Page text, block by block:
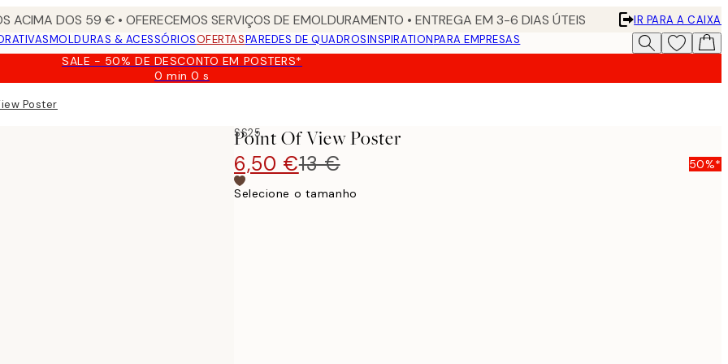
ACIMA DOS 59 € • OFERECEMOS SERVIÇOS DE EMOLDURAMENTO • ENTREGA EM 3-6 DIAS ÚTEIS
IR PARA A CAIXA
MOLDURAS & ACESSÓRIOSOFERTASPAREDES DE QUADROSINSPIRATIONPARA EMPRESAS
SALE - 50% DE DESCONTO EM POSTERS*
0 min0 s
Válido
Poster
SS25
Point Of View Poster
6,50 €13 € 50%*
Selecione o tamanho